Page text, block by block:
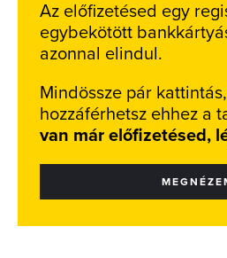
Az előfizetésed egy
egybekötött
azonnal elindul.
Mindössze pár
hozzáférhetsz ehhez a
van már előfizetésed,